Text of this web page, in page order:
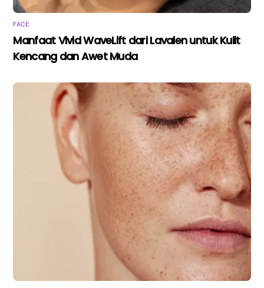
FACE
Manfaat Vivid WaveLift dari Lavalen untuk Kulit
Kencang dan Awet Muda